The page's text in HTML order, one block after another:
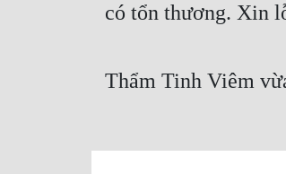
có tổn thương. Xin
Thẩm Tinh Viêm